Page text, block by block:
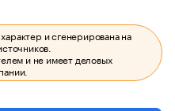
и сгенерирована на
и не имеет деловых